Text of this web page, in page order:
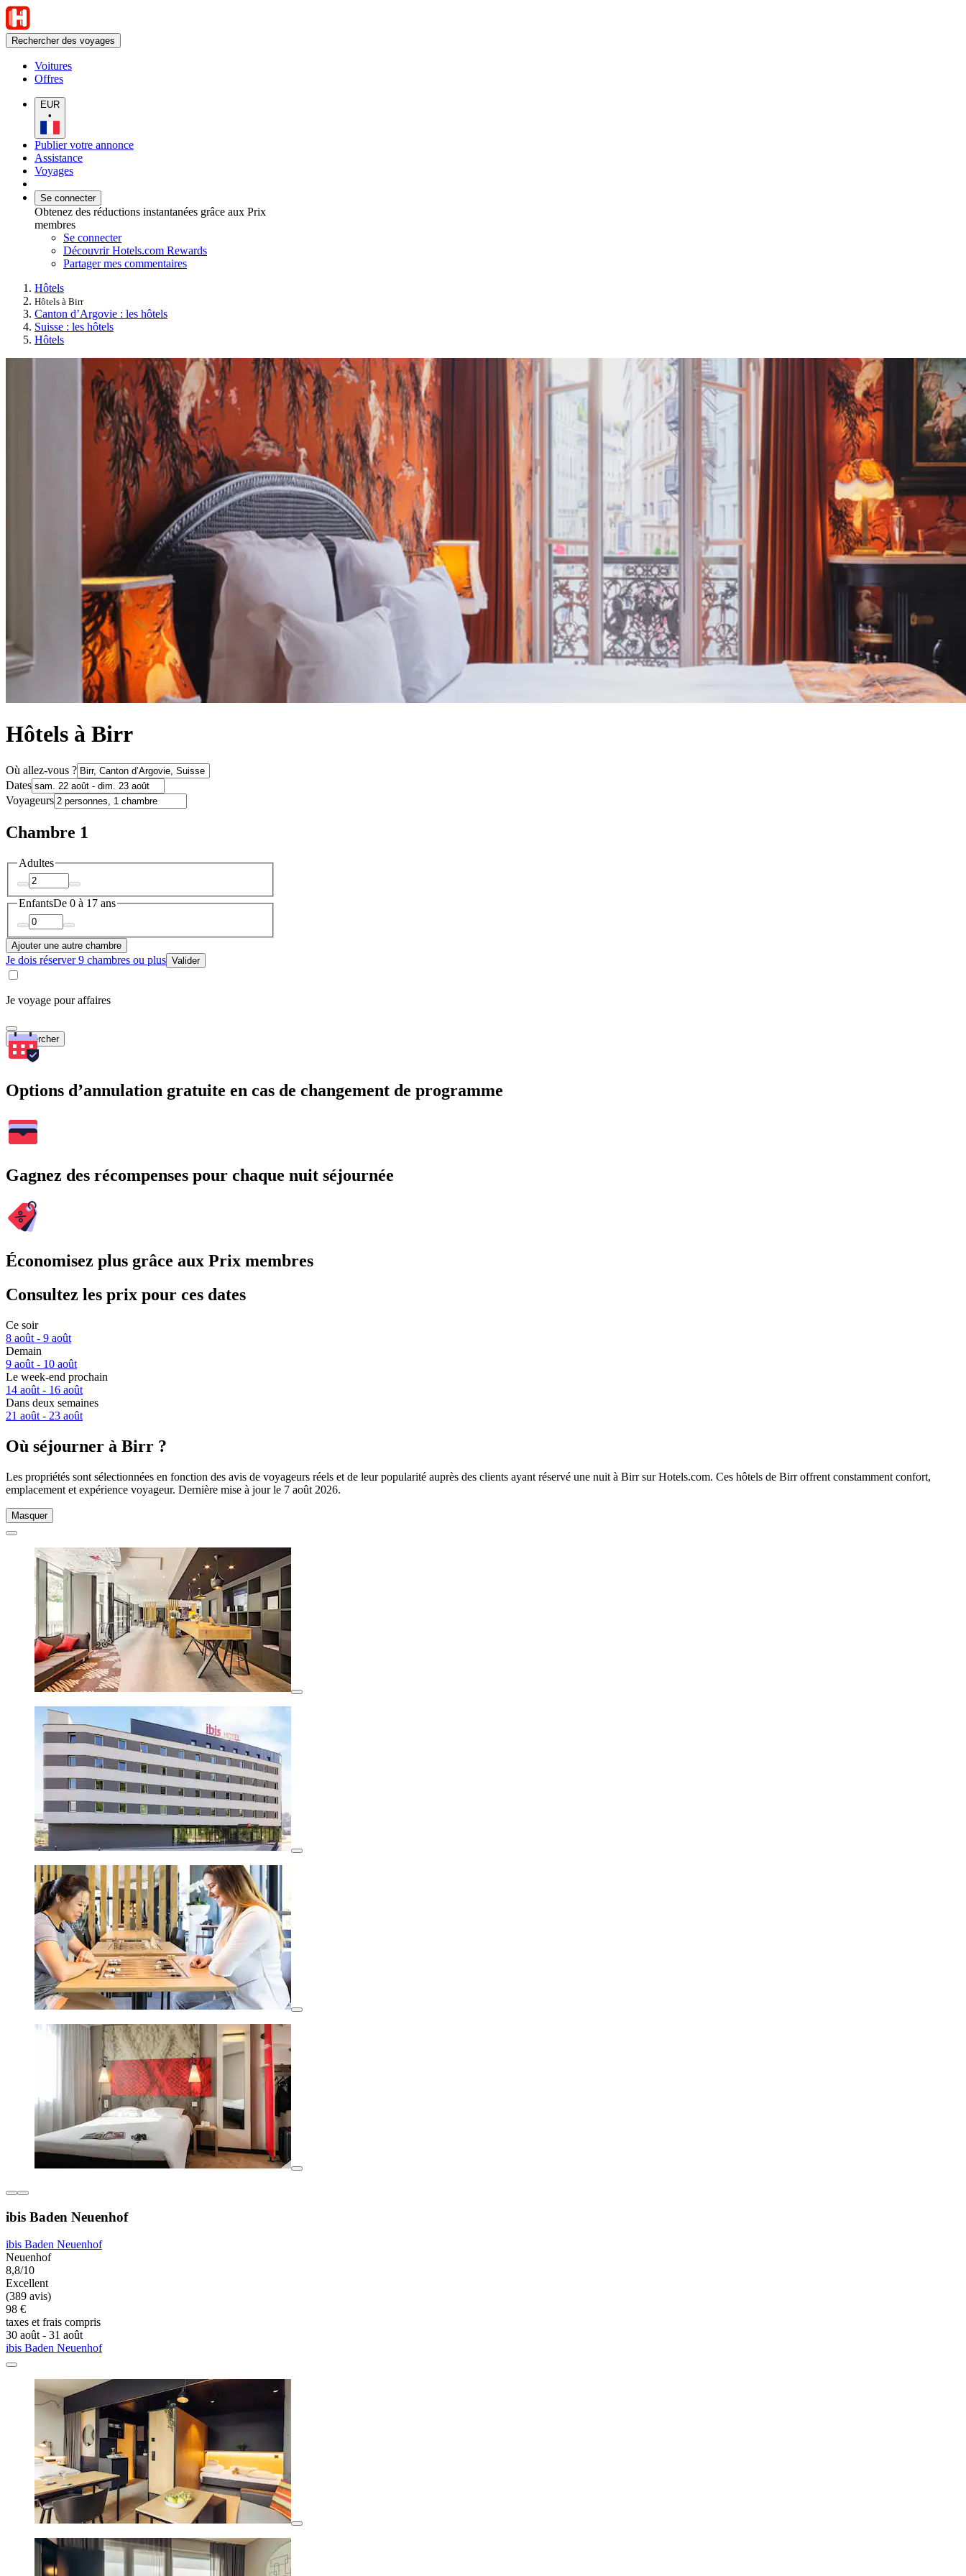
Rechercher des voyages
Voitures
Offres
EUR
•
Publier votre annonce
Assistance
Voyages
Se connecter
Obtenez des réductions instantanées grâce aux Prix
membres
Se connecter
Découvrir Hotels.com Rewards
Partager mes commentaires
Hôtels
Hôtels à Birr
Canton d’Argovie : les hôtels
Suisse : les hôtels
Hôtels
Hôtels à Birr
Où allez-vous ?
Dates
Voyageurs
Chambre 1
Adultes
EnfantsDe 0 à 17 ans
Ajouter une autre chambre
Je dois réserver 9 chambres ou plus Valider
Je voyage pour affaires
Rechercher
Options d’annulation gratuite en cas de changement de programme
Gagnez des récompenses pour chaque nuit séjournée
Économisez plus grâce aux Prix membres
Consultez les prix pour ces dates
Ce soir
8 août - 9 août
Demain
9 août - 10 août
Le week-end prochain
14 août - 16 août
Dans deux semaines
21 août - 23 août
Où séjourner à Birr ?
Les propriétés sont sélectionnées en fonction des avis de voyageurs réels et de leur popularité auprès des clients ayant réservé une nuit à Birr sur Hotels.com. Ces hôtels de Birr offrent constamment confort,
emplacement et expérience voyageur. Dernière mise à jour le 7 août 2026.
Masquer
ibis Baden Neuenhof
ibis Baden Neuenhof
Neuenhof
8,8/10
Excellent
(389 avis)
98 €
taxes et frais compris
30 août - 31 août
ibis Baden Neuenhof